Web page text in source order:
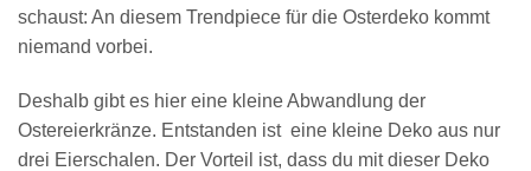
schaust: An diesem Trendpiece für die Osterdeko kommt
niemand vorbei.
Deshalb gibt es hier eine kleine Abwandlung der
Ostereierkränze. Entstanden ist eine kleine Deko aus nur
drei Eierschalen. Der Vorteil ist, dass du mit dieser Deko